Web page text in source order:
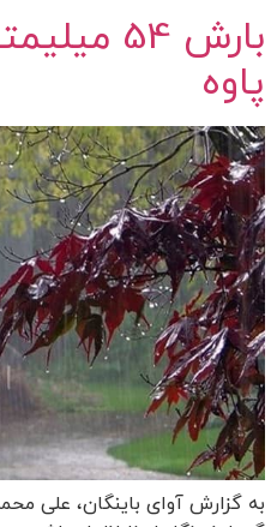
بارش 54
پاوه
به گزارش آوای باینگان، علی